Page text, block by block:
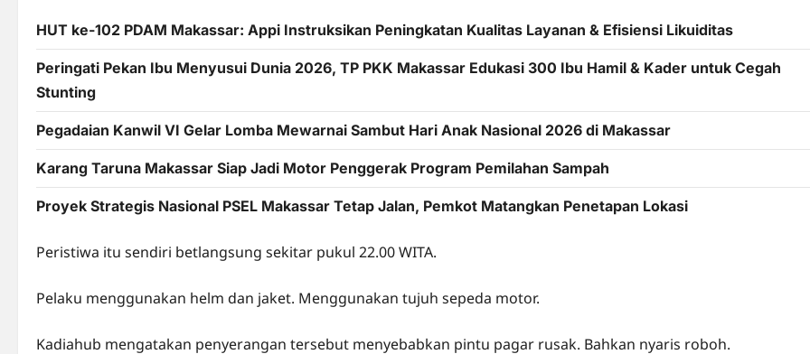
HUT ke-102 PDAM Makassar: Appi Instruksikan Peningkatan Kualitas Layanan & Efisiensi Likuiditas
Peringati Pekan Ibu Menyusui Dunia 2026, TP PKK Makassar Edukasi 300 Ibu Hamil & Kader untuk Cegah
Stunting
Pegadaian Kanwil VI Gelar Lomba Mewarnai Sambut Hari Anak Nasional 2026 di Makassar
Karang Taruna Makassar Siap Jadi Motor Penggerak Program Pemilahan Sampah
Proyek Strategis Nasional PSEL Makassar Tetap Jalan, Pemkot Matangkan Penetapan Lokasi
Peristiwa itu sendiri betlangsung sekitar pukul 22.00 WITA.
Pelaku menggunakan helm dan jaket. Menggunakan tujuh sepeda motor.
Kadiahub mengatakan penyerangan tersebut menyebabkan pintu pagar rusak. Bahkan nyaris roboh.